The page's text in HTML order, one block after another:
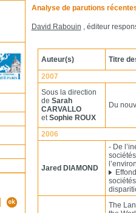
Analyse de parutions
David Rabouin , éditeur
Auteur(s)
Titre
2007
Sous la direction
de Sarah
CARVALLO
etSophie ROUX
Du
2006
Jared DIAMOND
- De
The